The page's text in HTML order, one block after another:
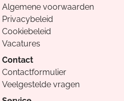
Algemene voorwaarden
Privacybeleid
Cookiebeleid
Vacatures
Contact
Contactformulier
Veelgestelde vragen